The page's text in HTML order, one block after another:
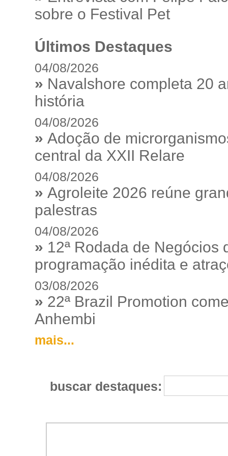
sobre o Festival Pet
Últimos Destaques
04/08/2026
» Navalshore completa 20
história
04/08/2026
» Adoção de
central da XXII Relare
04/08/2026
» Agroleite 2026 reúne
palestras
04/08/2026
» 12ª Rodada de Negócios
programação inédita e
03/08/2026
» 22ª Brazil Promotion
Anhembi
mais...
buscar destaques: